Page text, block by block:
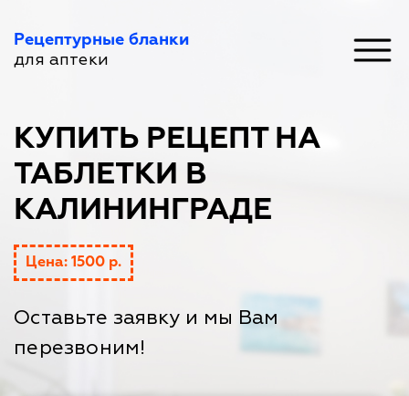
Рецептурные бланки
для аптеки
КУПИТЬ РЕЦЕПТ НА
ТАБЛЕТКИ В
КАЛИНИНГРАДЕ
Цена: 1500 р.
Оставьте заявку и мы Вам
перезвоним!